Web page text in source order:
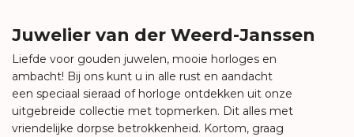
Juwelier van der Weerd-Janssen
Liefde voor gouden juwelen, mooie horloges en
ambacht! Bij ons kunt u in alle rust en aandacht
een speciaal sieraad of horloge ontdekken uit onze
uitgebreide collectie met topmerken. Dit alles met
vriendelijke dorpse betrokkenheid. Kortom, graag